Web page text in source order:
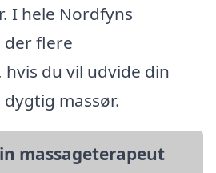
I hele Nordfyns
der flere
du vil udvide din
massør.
massageterapeut